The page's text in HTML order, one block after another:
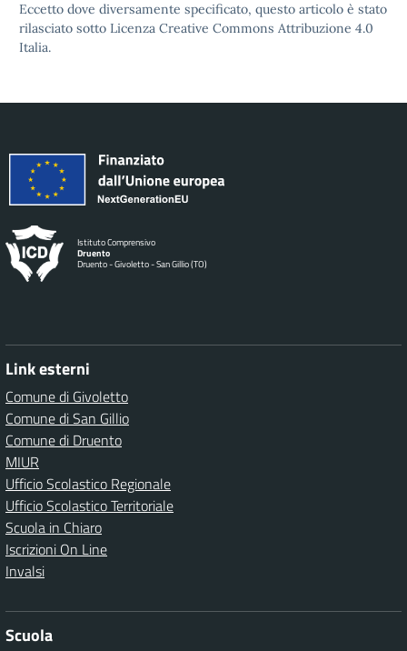
Eccetto dove diversamente specificato, questo articolo è stato
rilasciato sotto Licenza Creative Commons Attribuzione 4.0
Italia.
Istituto Comprensivo
Druento
Druento - Givoletto - San Gillio (TO)
Link esterni
Comune di Givoletto
Comune di San Gillio
Comune di Druento
MIUR
Ufficio Scolastico Regionale
Ufficio Scolastico Territoriale
Scuola in Chiaro
Iscrizioni On Line
Invalsi
Scuola